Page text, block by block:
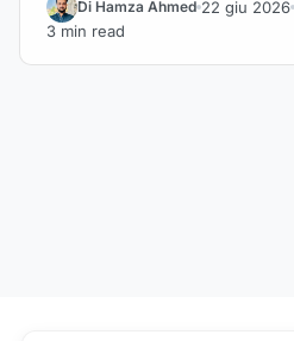
Di Hamza Ahmed 22 giu 2026
3 min read